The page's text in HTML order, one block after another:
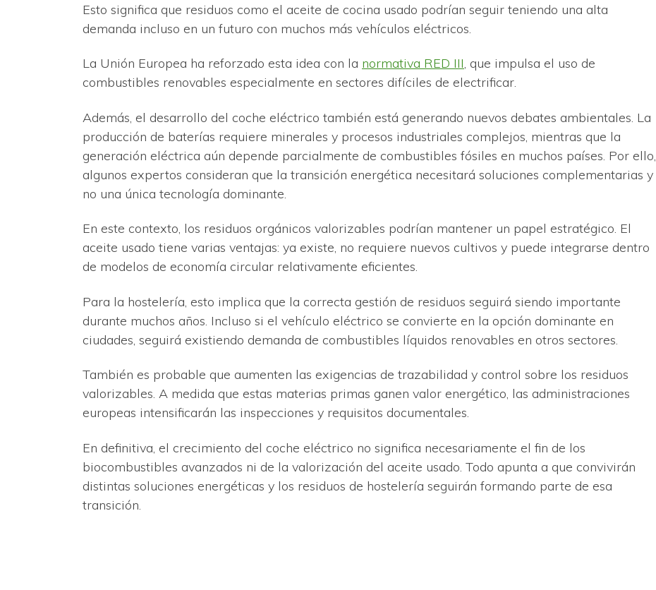
Esto significa que residuos como el aceite de cocina usado podrían seguir teniendo una alta
demanda incluso en un futuro con muchos más vehículos eléctricos.
La Unión Europea ha reforzado esta idea con la normativa RED III, que impulsa el uso de
combustibles renovables especialmente en sectores difíciles de electrificar.
Además, el desarrollo del coche eléctrico también está generando nuevos debates ambientales. La
producción de baterías requiere minerales y procesos industriales complejos, mientras que la
generación eléctrica aún depende parcialmente de combustibles fósiles en muchos países. Por ello,
algunos expertos consideran que la transición energética necesitará soluciones complementarias y
no una única tecnología dominante.
En este contexto, los residuos orgánicos valorizables podrían mantener un papel estratégico. El
aceite usado tiene varias ventajas: ya existe, no requiere nuevos cultivos y puede integrarse dentro
de modelos de economía circular relativamente eficientes.
Para la hostelería, esto implica que la correcta gestión de residuos seguirá siendo importante
durante muchos años. Incluso si el vehículo eléctrico se convierte en la opción dominante en
ciudades, seguirá existiendo demanda de combustibles líquidos renovables en otros sectores.
También es probable que aumenten las exigencias de trazabilidad y control sobre los residuos
valorizables. A medida que estas materias primas ganen valor energético, las administraciones
europeas intensificarán las inspecciones y requisitos documentales.
En definitiva, el crecimiento del coche eléctrico no significa necesariamente el fin de los
biocombustibles avanzados ni de la valorización del aceite usado. Todo apunta a que convivirán
distintas soluciones energéticas y los residuos de hostelería seguirán formando parte de esa
transición.